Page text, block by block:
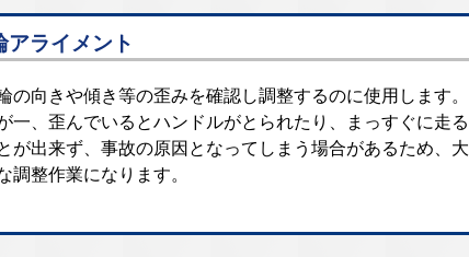
アライメント
の向きや傾き等の歪みを確認し調整するのに使用します。
一、歪んでいるとハンドルがとられたり、まっすぐに走る
が出来ず、事故の原因となってしまう場合があるため、大
調整作業になります。